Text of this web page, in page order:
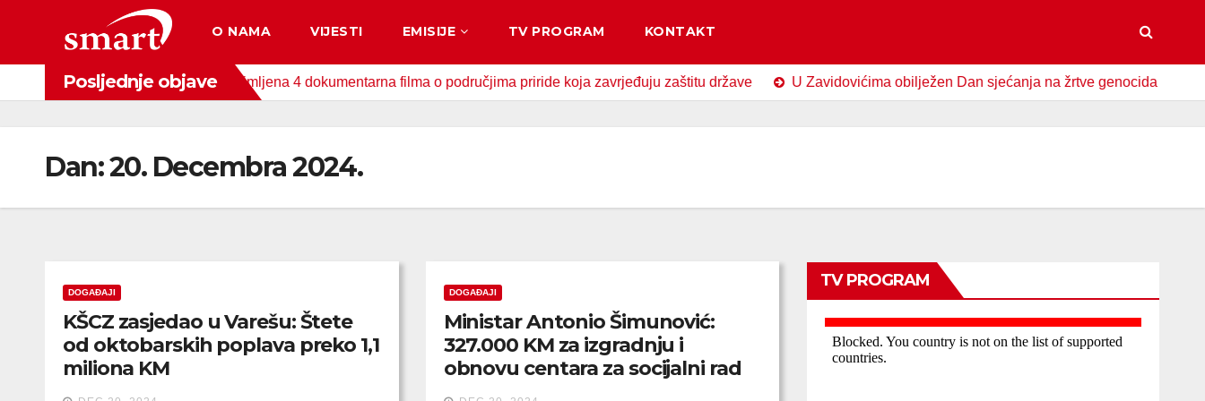
content
O NAMA VIJESTI EMISIJE TV PROGRAM KONTAKT
Posljednje objave
Fonda za zaštitu okoliša snimljena 4 dokumentarna filma o područjima priride koja zavrjeđuju zaštitu države U Zavidovićima obilježen Dan sjećanja na žrtve genocida u Srebrenici
Dan:20. Decembra 2024.
DOGAĐAJI
KŠCZ zasjedao u Varešu: Štete
od oktobarskih poplava preko 1,1
miliona KM
DOGAĐAJI
Ministar Antonio Šimunović:
327.000 KM za izgradnju i
obnovu centara za socijalni rad
TV PROGRAM